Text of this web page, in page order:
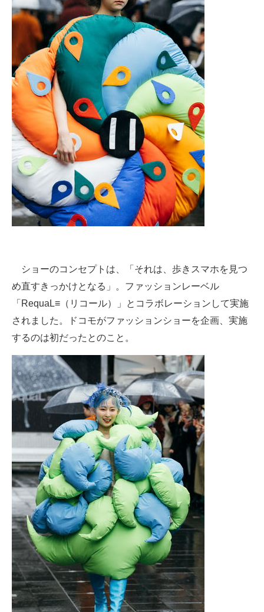
ショーのコンセプトは、「それは、歩きスマホを見つ
め直すきっかけとなる」。ファッションレーベル
「RequaL≡（リコール）」とコラボレーションして実施
されました。ドコモがファッションショーを企画、実施
するのは初だったとのこと。